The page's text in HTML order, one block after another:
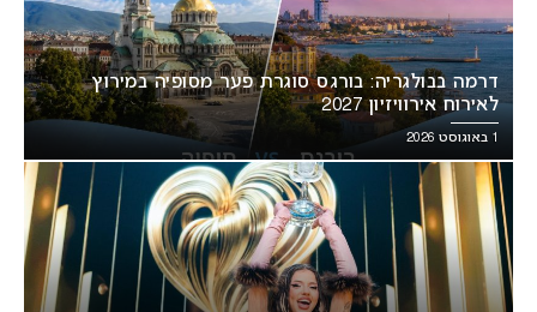
דרמה בבולגריה: בורגס סוגרת פער מסופיה במירוץ
לאירוח אירוויזיון 2027